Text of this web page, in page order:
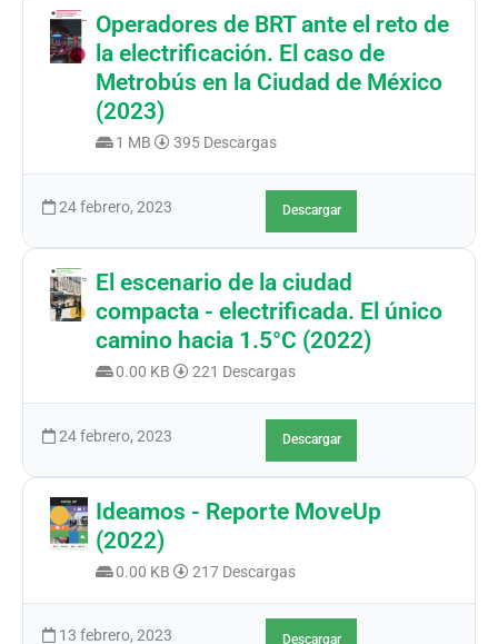
Operadores de BRT ante el reto de
la electrificación. El caso de
Metrobús en la Ciudad de México
(2023)
1 MB 395 Descargas
24 febrero, 2023 Descargar
El escenario de la ciudad
compacta - electrificada. El único
camino hacia 1.5°C (2022)
0.00 KB 221 Descargas
24 febrero, 2023 Descargar
Ideamos - Reporte MoveUp
(2022)
0.00 KB 217 Descargas
13 febrero, 2023 Descargar